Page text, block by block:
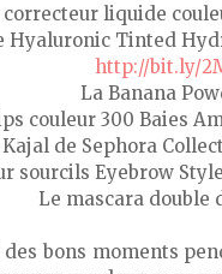
correcteur liquide
Tinted
http://bit.ly/
La Banana
couleur 300 Baies
de Sephora
sourcils Eyebrow
Le mascara double
bons moments